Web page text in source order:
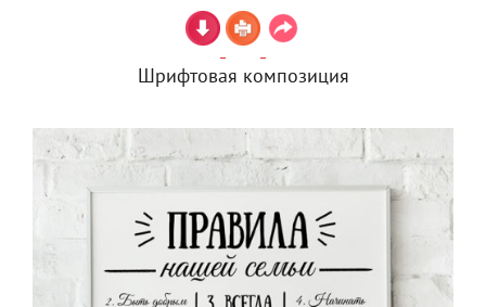
Шрифтовая композиция